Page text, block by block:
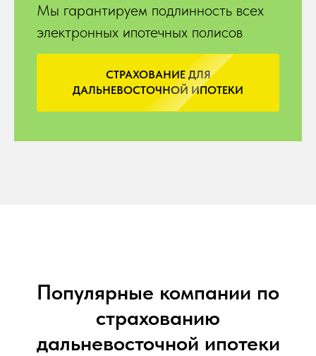
Мы гарантируем подлинность всех
электронных ипотечных полисов
СТРАХОВАНИЕ ДЛЯ
ДАЛЬНЕВОСТОЧНОЙ ИПОТЕКИ
Популярные компании по
страхованию
дальневосточной ипотеки